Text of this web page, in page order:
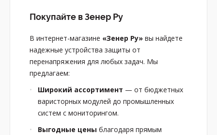
Покупайте в Зенер Ру
В интернет-магазине «Зенер Ру» вы найдете
надежные устройства защиты от
перенапряжения для любых задач. Мы
предлагаем:
Широкий ассортимент — от бюджетных
варисторных модулей до промышленных
систем с мониторингом.
Выгодные цены благодаря прямым